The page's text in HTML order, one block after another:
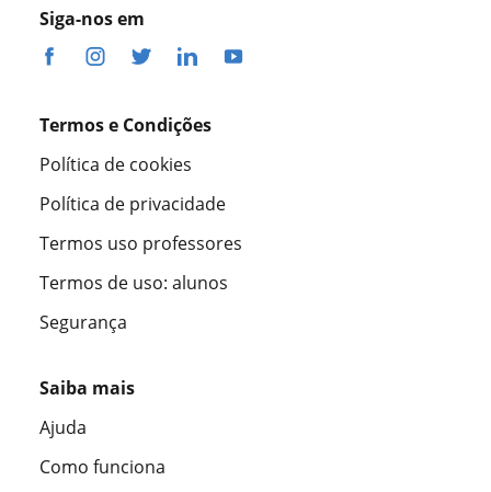
Siga-nos em
Termos e Condições
Política de cookies
Política de privacidade
Termos uso professores
Termos de uso: alunos
Segurança
Saiba mais
Ajuda
Como funciona